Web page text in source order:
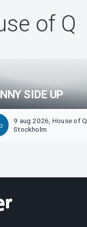
of Q
SIDE UP
9 aug 2026, House of Q,
Stockholm